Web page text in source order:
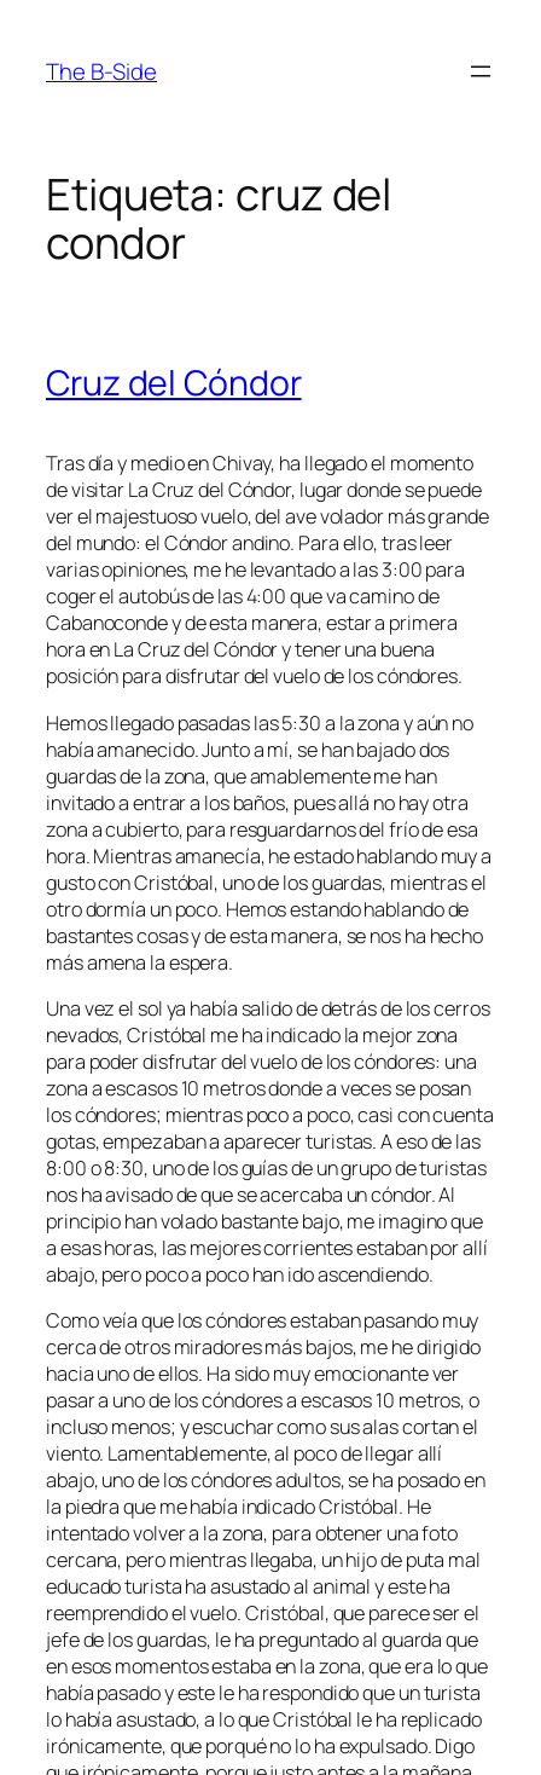
contenido
The B-Side
Etiqueta: cruz del
condor
Cruz del Cóndor
Tras día y medio en Chivay, ha llegado el momento
de visitar La Cruz del Cóndor, lugar donde se puede
ver el majestuoso vuelo, del ave volador más grande
del mundo: el Cóndor andino. Para ello, tras leer
varias opiniones, me he levantado a las 3:00 para
coger el autobús de las 4:00 que va camino de
Cabanoconde y de esta manera, estar a primera
hora en La Cruz del Cóndor y tener una buena
posición para disfrutar del vuelo de los cóndores.
Hemos llegado pasadas las 5:30 a la zona y aún no
había amanecido. Junto a mí, se han bajado dos
guardas de la zona, que amablemente me han
invitado a entrar a los baños, pues allá no hay otra
zona a cubierto, para resguardarnos del frío de esa
hora. Mientras amanecía, he estado hablando muy a
gusto con Cristóbal, uno de los guardas, mientras el
otro dormía un poco. Hemos estando hablando de
bastantes cosas y de esta manera, se nos ha hecho
más amena la espera.
Una vez el sol ya había salido de detrás de los cerros
nevados, Cristóbal me ha indicado la mejor zona
para poder disfrutar del vuelo de los cóndores: una
zona a escasos 10 metros donde a veces se posan
los cóndores; mientras poco a poco, casi con cuenta
gotas, empezaban a aparecer turistas. A eso de las
8:00 o 8:30, uno de los guías de un grupo de turistas
nos ha avisado de que se acercaba un cóndor. Al
principio han volado bastante bajo, me imagino que
a esas horas, las mejores corrientes estaban por allí
abajo, pero poco a poco han ido ascendiendo.
Como veía que los cóndores estaban pasando muy
cerca de otros miradores más bajos, me he dirigido
hacia uno de ellos. Ha sido muy emocionante ver
pasar a uno de los cóndores a escasos 10 metros, o
incluso menos; y escuchar como sus alas cortan el
viento. Lamentablemente, al poco de llegar allí
abajo, uno de los cóndores adultos, se ha posado en
la piedra que me había indicado Cristóbal. He
intentado volver a la zona, para obtener una foto
cercana, pero mientras llegaba, un hijo de puta mal
educado turista ha asustado al animal y este ha
reemprendido el vuelo. Cristóbal, que parece ser el
jefe de los guardas, le ha preguntado al guarda que
en esos momentos estaba en la zona, que era lo que
había pasado y este le ha respondido que un turista
lo había asustado, a lo que Cristóbal le ha replicado
irónicamente, que porqué no lo ha expulsado. Digo